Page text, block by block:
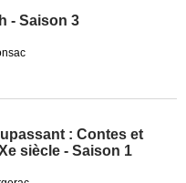
- Saison 3
: Contes et
siècle - Saison 1